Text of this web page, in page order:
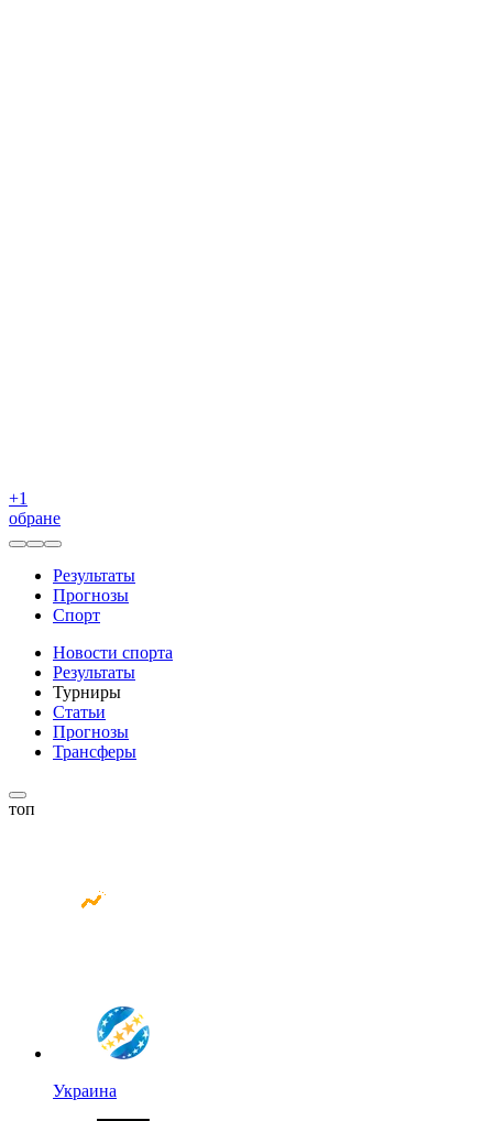
+1
обране
Результаты
Прогнозы
Спорт
Новости спорта
Результаты
Турниры
Статьи
Прогнозы
Трансферы
топ
Украина